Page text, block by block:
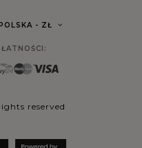
- ZŁ
reserved